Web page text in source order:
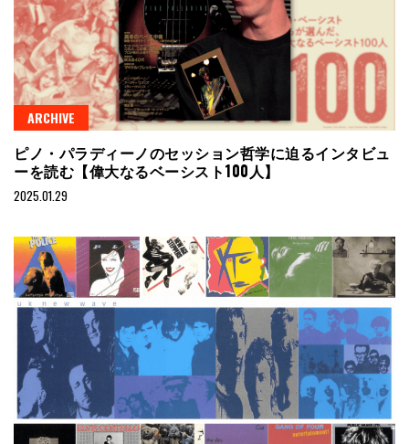
ARCHIVE
ピノ・パラディーノのセッション哲学に迫るインタビュ
ーを読む【偉大なるベーシスト100人】
2025.01.29